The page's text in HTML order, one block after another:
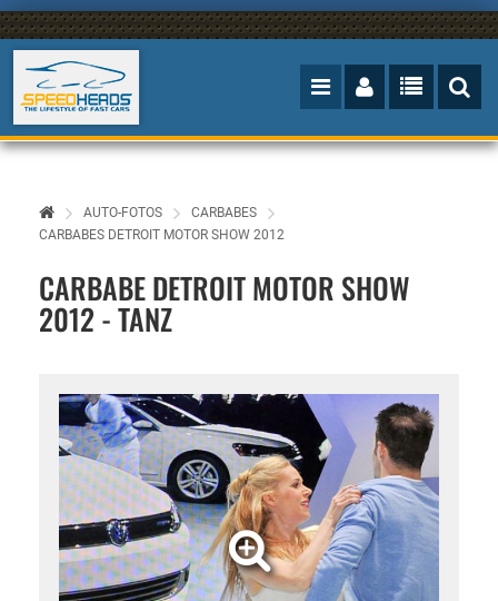
AUTO-FOTOS
CARBABES
CARBABES DETROIT MOTOR SHOW 2012
CARBABE DETROIT MOTOR SHOW
2012 - TANZ